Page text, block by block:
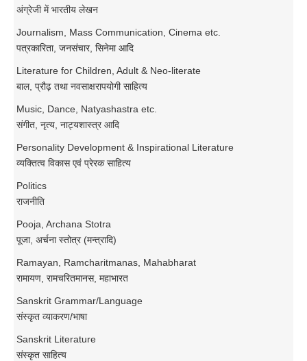
अंग्रेजी में भारतीय लेखन
Journalism, Mass Communication, Cinema etc.
पत्रकारिता, जनसंचार, सिनेमा आदि
Literature for Children, Adult & Neo-literate
बाल, प्रौढ़ तथा नवसाक्षरापयोगी साहित्य
Music, Dance, Natyashastra etc.
संगीत, नृत्य, नाट्यशास्त्र आदि
Personality Development & Inspirational Literature
व्यक्तित्व विकास एवं प्रेरक साहित्य
Politics
राजनीति
Pooja, Archana Stotra
पूजा, अर्चना स्तोत्र (मन्त्रादि)
Ramayan, Ramcharitmanas, Mahabharat
रामायण, रामचरितमानस, महाभारत
Sanskrit Grammar/Language
संस्कृत व्याकरण/भाषा
Sanskrit Literature
संस्कृत साहित्य